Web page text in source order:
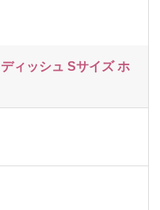
ィッシュ Sサイズ ホ